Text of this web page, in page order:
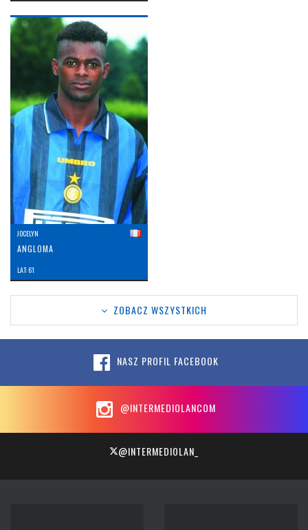
JOCELYN
ANGLOMA
LAT: 61
ZOBACZ WSZYSTKICH
NASZ PROFIL FACEBOOK
@INTERMEDIOLANCOM
@INTERMEDIOLAN_